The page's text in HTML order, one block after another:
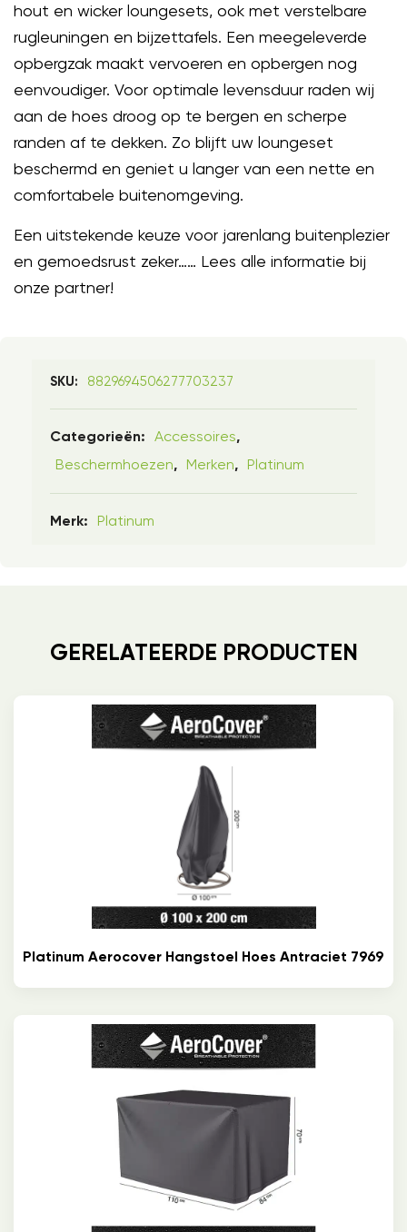
hout en wicker loungesets, ook met verstelbare
rugleuningen en bijzettafels. Een meegeleverde
opbergzak maakt vervoeren en opbergen nog
eenvoudiger. Voor optimale levensduur raden wij
aan de hoes droog op te bergen en scherpe
randen af te dekken. Zo blijft uw loungeset
beschermd en geniet u langer van een nette en
comfortabele buitenomgeving.
Een uitstekende keuze voor jarenlang buitenplezier
en gemoedsrust zeker…… Lees alle informatie bij
onze partner!
SKU: 8829694506277703237
Categorieën: Accessoires,
Beschermhoezen, Merken, Platinum
Merk: Platinum
GERELATEERDE PRODUCTEN
Platinum Aerocover Hangstoel Hoes Antraciet 7969